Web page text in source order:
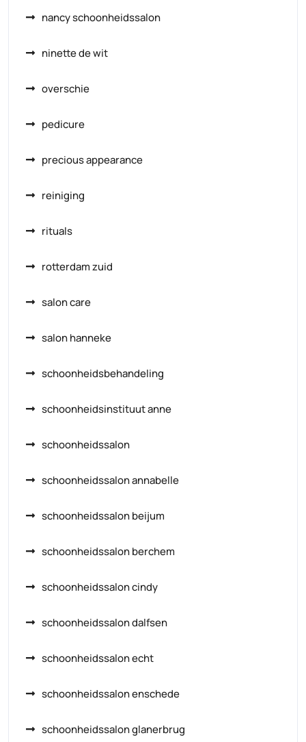
nancy schoonheidssalon
ninette de wit
overschie
pedicure
precious appearance
reiniging
rituals
rotterdam zuid
salon care
salon hanneke
schoonheidsbehandeling
schoonheidsinstituut anne
schoonheidssalon
schoonheidssalon annabelle
schoonheidssalon beijum
schoonheidssalon berchem
schoonheidssalon cindy
schoonheidssalon dalfsen
schoonheidssalon echt
schoonheidssalon enschede
schoonheidssalon glanerbrug